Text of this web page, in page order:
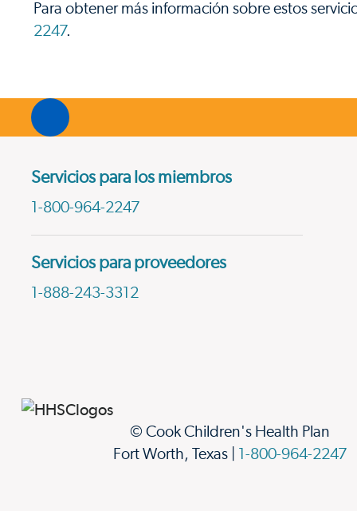
Para obtener más información sobre estos
2247.
Servicios para los miembros
1-800-964-2247
Servicios para proveedores
1-888-243-3312
© Cook Children's Health Plan
Fort Worth, Texas |
1-800-964-2247